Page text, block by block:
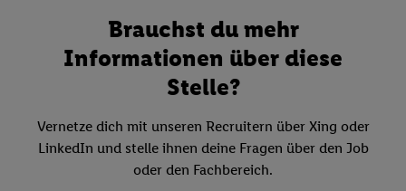
Brauchst du mehr
Informationen über diese
Stelle?
Vernetze dich mit unseren Recruitern über Xing oder
LinkedIn und stelle ihnen deine Fragen über den Job
oder den Fachbereich.